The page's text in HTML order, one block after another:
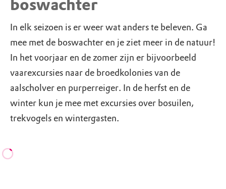
boswachter
In elk seizoen is er weer wat anders te beleven. Ga
mee met de boswachter en je ziet meer in de natuur!
In het voorjaar en de zomer zijn er bijvoorbeeld
vaarexcursies naar de broedkolonies van de
aalscholver en purperreiger. In de herfst en de
winter kun je mee met excursies over bosuilen,
trekvogels en wintergasten.